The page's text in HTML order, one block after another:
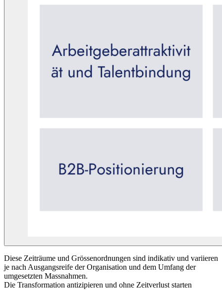
Diese Zeiträume und Grössenordnungen sind indikativ und variieren
je nach Ausgangsreife der Organisation und dem Umfang der
umgesetzten Massnahmen.
Die Transformation antizipieren und ohne Zeitverlust starten